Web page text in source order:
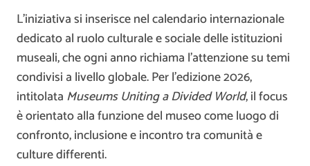
L’iniziativa si inserisce nel calendario internazionale
dedicato al ruolo culturale e sociale delle istituzioni
museali, che ogni anno richiama l’attenzione su temi
condivisi a livello globale. Per l’edizione 2026,
intitolata Museums Uniting a Divided World, il focus
è orientato alla funzione del museo come luogo di
confronto, inclusione e incontro tra comunità e
culture differenti.